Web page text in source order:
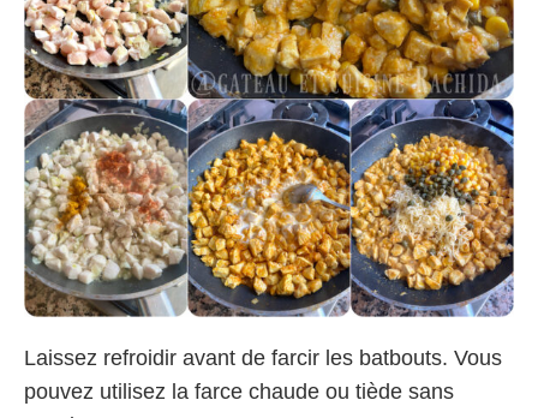
Laissez refroidir avant de farcir les batbouts. Vous
pouvez utilisez la farce chaude ou tiède sans